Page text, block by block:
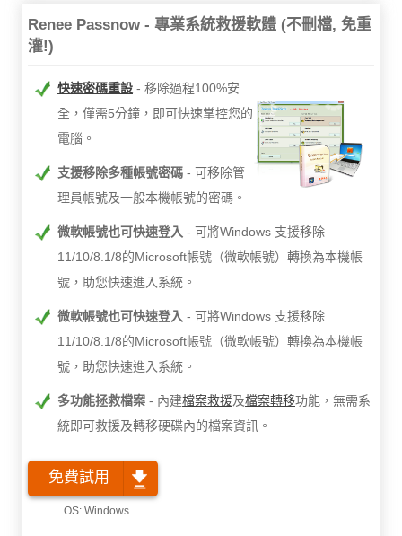
Renee Passnow - 專業系統救援軟體 (不刪檔, 免重
灌!)
快速密碼重設
移除過程100%安
全，僅需5分鐘，即可快速掌控您的
電腦。
支援移除多種帳號密碼
可移除管
理員帳號及一般本機帳號的密碼。
微軟帳號也可快速登入
可將Windows 支援移除
11/10/8.1/8的Microsoft帳號（微軟帳號）轉換為本機帳
號，助您快速進入系統。
微軟帳號也可快速登入
可將Windows 支援移除
11/10/8.1/8的Microsoft帳號（微軟帳號）轉換為本機帳
號，助您快速進入系統。
多功能拯救檔案 內建檔案救援及檔案轉移功能，無需系
統即可救援及轉移硬碟內的檔案資訊。
免費試用